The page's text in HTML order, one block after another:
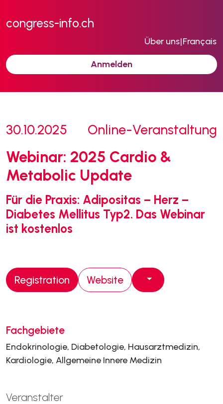
congress-info.ch
Über uns|Français
Anmelden
30.10.2025 Online-Veranstaltung
Webinar: 2025 Cardio &
Metabolic Update
Für die Praxis: Adipositas – Herz –
Diabetes Mellitus Typ2. Das Webinar
ist kostenlos
Registration Website
Fachgebiete
Endokrinologie, Diabetologie, Hausarztmedizin,
Kardiologie, Allgemeine Innere Medizin
Veranstalter